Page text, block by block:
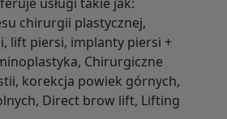
chirurgii plastycznej,
lift piersi, implanty piersi +
Chirurgiczne
korekcja powiek górnych,
Direct brow lift, Lifting